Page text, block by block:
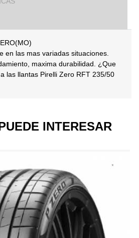
en las mas variadas situaciones.
maxima durabilidad. ¿Que
las llantas Pirelli Zero RFT 235/50
INTERESAR